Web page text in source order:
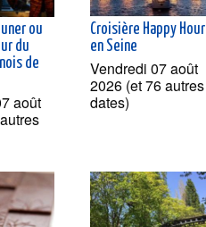
ou
du
de
août
Croisière Happy Hour
en Seine
Vendredi 07 août
2026 (et 76 autres
dates)